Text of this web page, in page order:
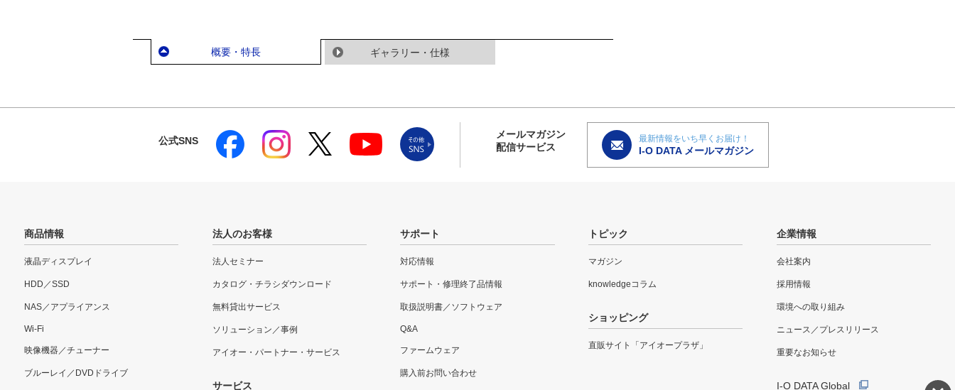
概要・特長 ギャラリー・仕様
公式SNS
メールマガジン
配信サービス
最新情報をいち早くお届け！
I-O DATA メールマガジン
商品情報
液晶ディスプレイ
HDD／SSD
NAS／アプライアンス
Wi-Fi
映像機器／チューナー
ブルーレイ／DVDドライブ
法人のお客様
法人セミナー
カタログ・チラシダウンロード
無料貸出サービス
ソリューション／事例
アイオー・パートナー・サービス
サービス
サポート
対応情報
サポート・修理終了品情報
取扱説明書／ソフトウェア
Q&A
ファームウェア
購入前お問い合わせ
トピック
マガジン
knowledgeコラム
ショッピング
直販サイト「アイオープラザ」
企業情報
会社案内
採用情報
環境への取り組み
ニュース／プレスリリース
重要なお知らせ
I-O DATA Global